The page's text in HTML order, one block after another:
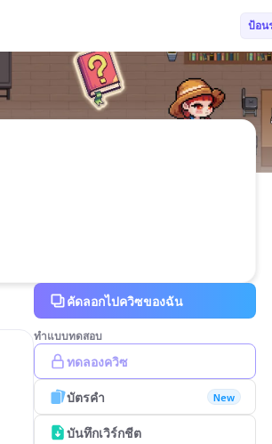
ป้อน
คัดลอกไปควิซของฉัน
ทำแบบทดสอบ
ทดลองควิซ
บัตรคำ New
บันทึกเวิร์กชีต